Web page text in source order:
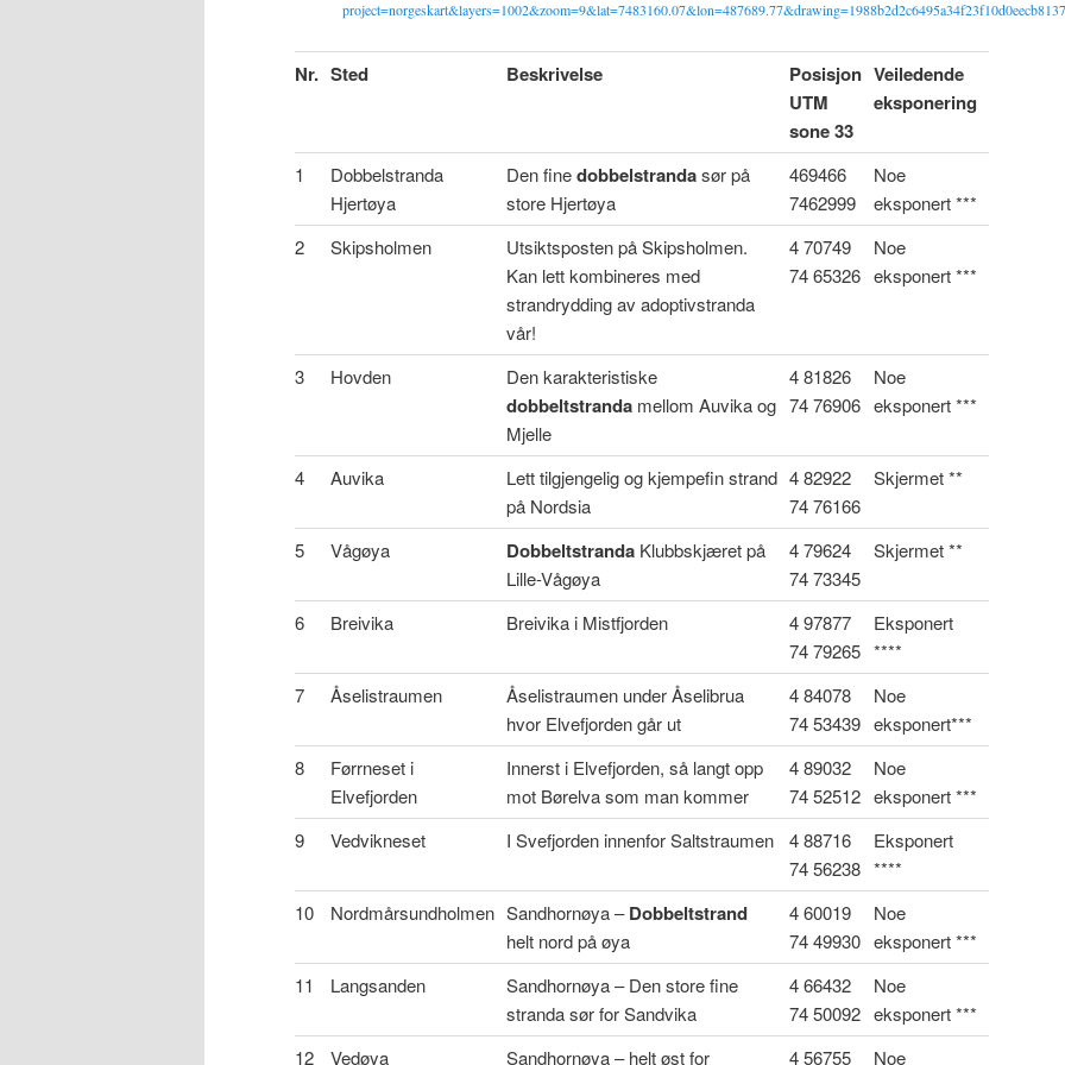
Nr. Sted Beskrivelse
Posisjon
UTM
sone 33
Veiledende
eksponering
1
Dobbelstranda
Hjertøya
Den finedobbelstrandasør på
store Hjertøya
469466
7462999
Noe
eksponert ***
2
Skipsholmen
Utsiktsposten på Skipsholmen.
Kan lett kombineres med
strandrydding av adoptivstranda
vår!
4 70749
74 65326
Noe
eksponert ***
3 Hovden Den karakteristiske
dobbeltstranda mellom Auvika og
Mjelle
4 81826
74 76906
Noe
eksponert ***
4 Auvika
Lett tilgjengelig og kjempefin strand
på Nordsia
4 82922
74 76166
Skjermet **
5 Vågøya Dobbeltstranda Klubbskjæret på
Lille-Vågøya
4 79624
74 73345
Skjermet **
6 Breivika Breivika i Mistfjorden
4 97877
74 79265
Eksponert
****
7
Åselistraumen
Åselistraumen under Åselibrua
hvor Elvefjorden går ut
4 84078
74 53439
Noe
eksponert***
8
Førrneset i
Elvefjorden
Innerst i Elvefjorden, så langt opp
mot Børelva som man kommer
4 89032
74 52512
Noe
eksponert ***
9
Vedvikneset I Svefjorden innenfor Saltstraumen
4 88716
74 56238
Eksponert
****
10
Nordmårsundholmen Sandhornøya –Dobbeltstrand
helt nord på øya
4 60019
74 49930
Noe
eksponert ***
11
Langsanden
Sandhornøya – Den store fine
stranda sør for Sandvika
4 66432
74 50092
Noe
eksponert ***
12
Vedøya Sandhornøya – helt øst for 4 56755 Noe